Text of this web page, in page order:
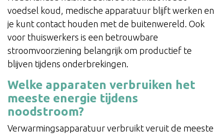
voedsel koud, medische apparatuur blijft werken en
je kunt contact houden met de buitenwereld. Ook
voor thuiswerkers is een betrouwbare
stroomvoorziening belangrijk om productief te
blijven tijdens onderbrekingen.
Welke apparaten verbruiken het
meeste energie tijdens
noodstroom?
Verwarmingsapparatuur verbruikt veruit de meeste